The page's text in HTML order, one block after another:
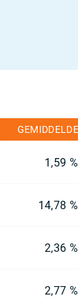
GEMIDDELDE
1,59 %
14,78 %
2,36 %
2,77 %